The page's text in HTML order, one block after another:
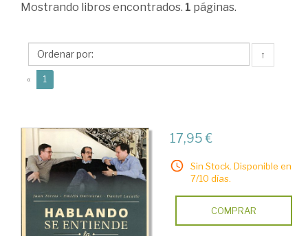
Torres,
Mostrando libros encontrados. 1 páginas.
↑
« 1
17,95 €
Sin Stock. Disponible en
7/10 días.
COMPRAR